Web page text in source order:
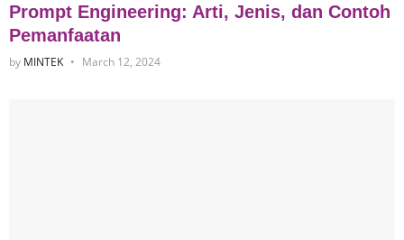
Prompt Engineering: Arti, Jenis, dan Contoh
Pemanfaatan
by MINTEK March 12, 2024